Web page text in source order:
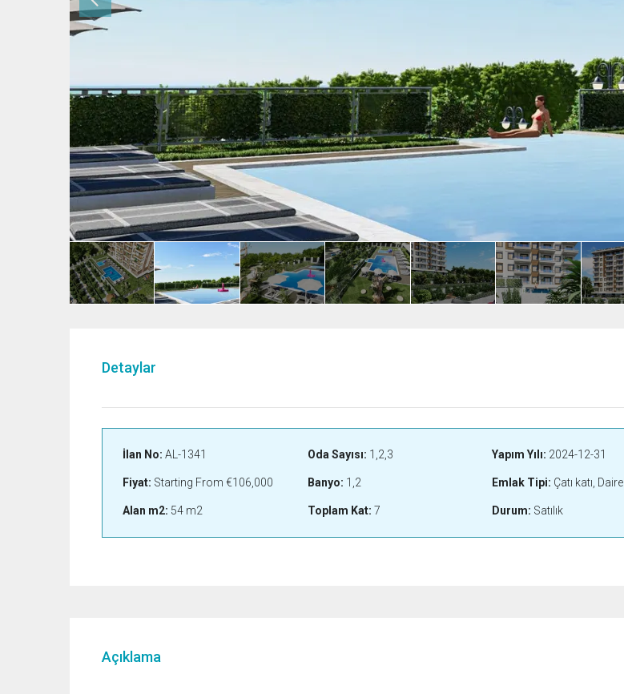
Detaylar
İlan No: AL-1341
Fiyat: Starting From €106,000
Alan m2: 54 m2
Oda Sayısı: 1,2,3
Banyo: 1,2
Toplam Kat: 7
Yapım Yılı: 2024-12-31
Emlak Tipi: Çatı katı, Daire
Durum: Satılık
Açıklama